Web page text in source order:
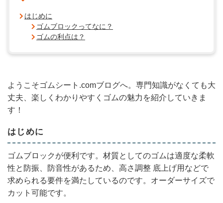
はじめに
ゴムブロックってなに？
ゴムの利点は？
ようこそゴムシート.comブログへ。専門知識がなくても大
丈夫、楽しくわかりやすくゴムの魅力を紹介していきま
す！
はじめに
ゴムブロックが便利です。材質としてのゴムは適度な柔軟
性と防振、防音性があるため、高さ調整 底上げ用などで
求められる要件を満たしているのです。オーダーサイズで
カット可能です。